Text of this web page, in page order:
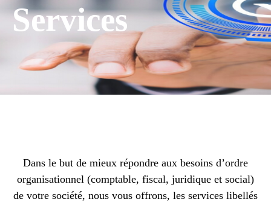
Services
Dans le but de mieux répondre aux besoins d’ordre
organisationnel (comptable, fiscal, juridique et social)
de votre société, nous vous offrons, les services libellés